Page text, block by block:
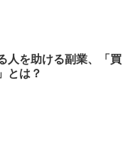
人を助ける副業、「買
とは？